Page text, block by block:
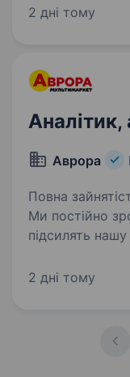
проведення
2 дні тому
Аналітик,
Аврора
Повна
Ми постійно
підсилять
відгукуйся на
2 дні тому